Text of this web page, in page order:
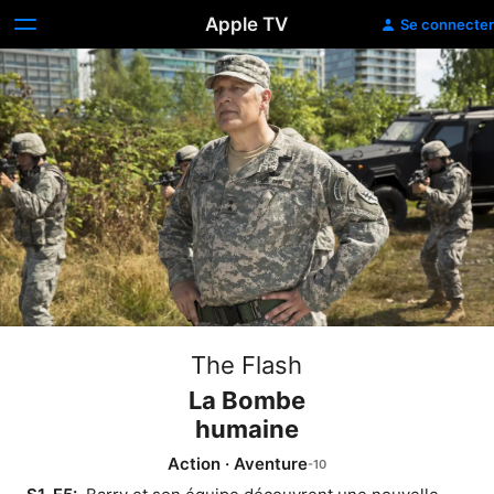
Apple TV Se connecter
The Flash
La Bombe
humaine
Action · Aventure